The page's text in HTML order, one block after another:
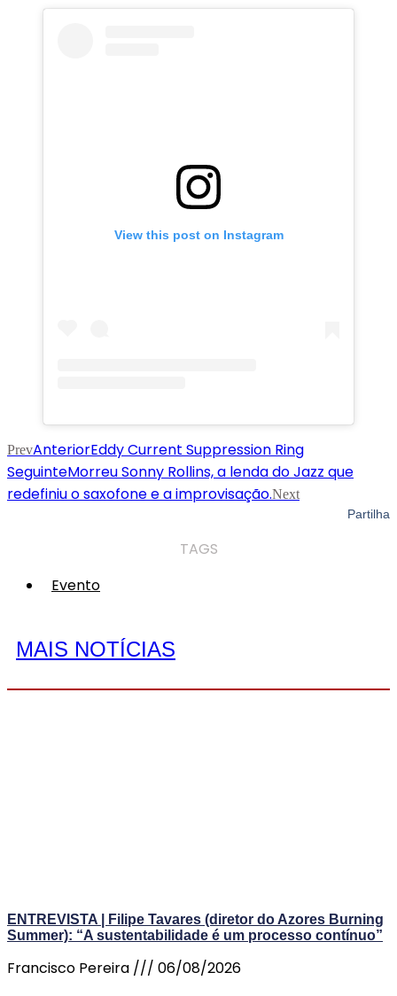
View this post on Instagram
PrevAnteriorEddy Current Suppression Ring
SeguinteMorreu Sonny Rollins, a lenda do Jazz que
redefiniu o saxofone e a improvisação.Next
Partilha
TAGS
Evento
MAIS NOTÍCIAS
ENTREVISTA | Filipe Tavares (diretor do Azores Burning
Summer): “A sustentabilidade é um processo contínuo”
Francisco Pereira 06/08/2026